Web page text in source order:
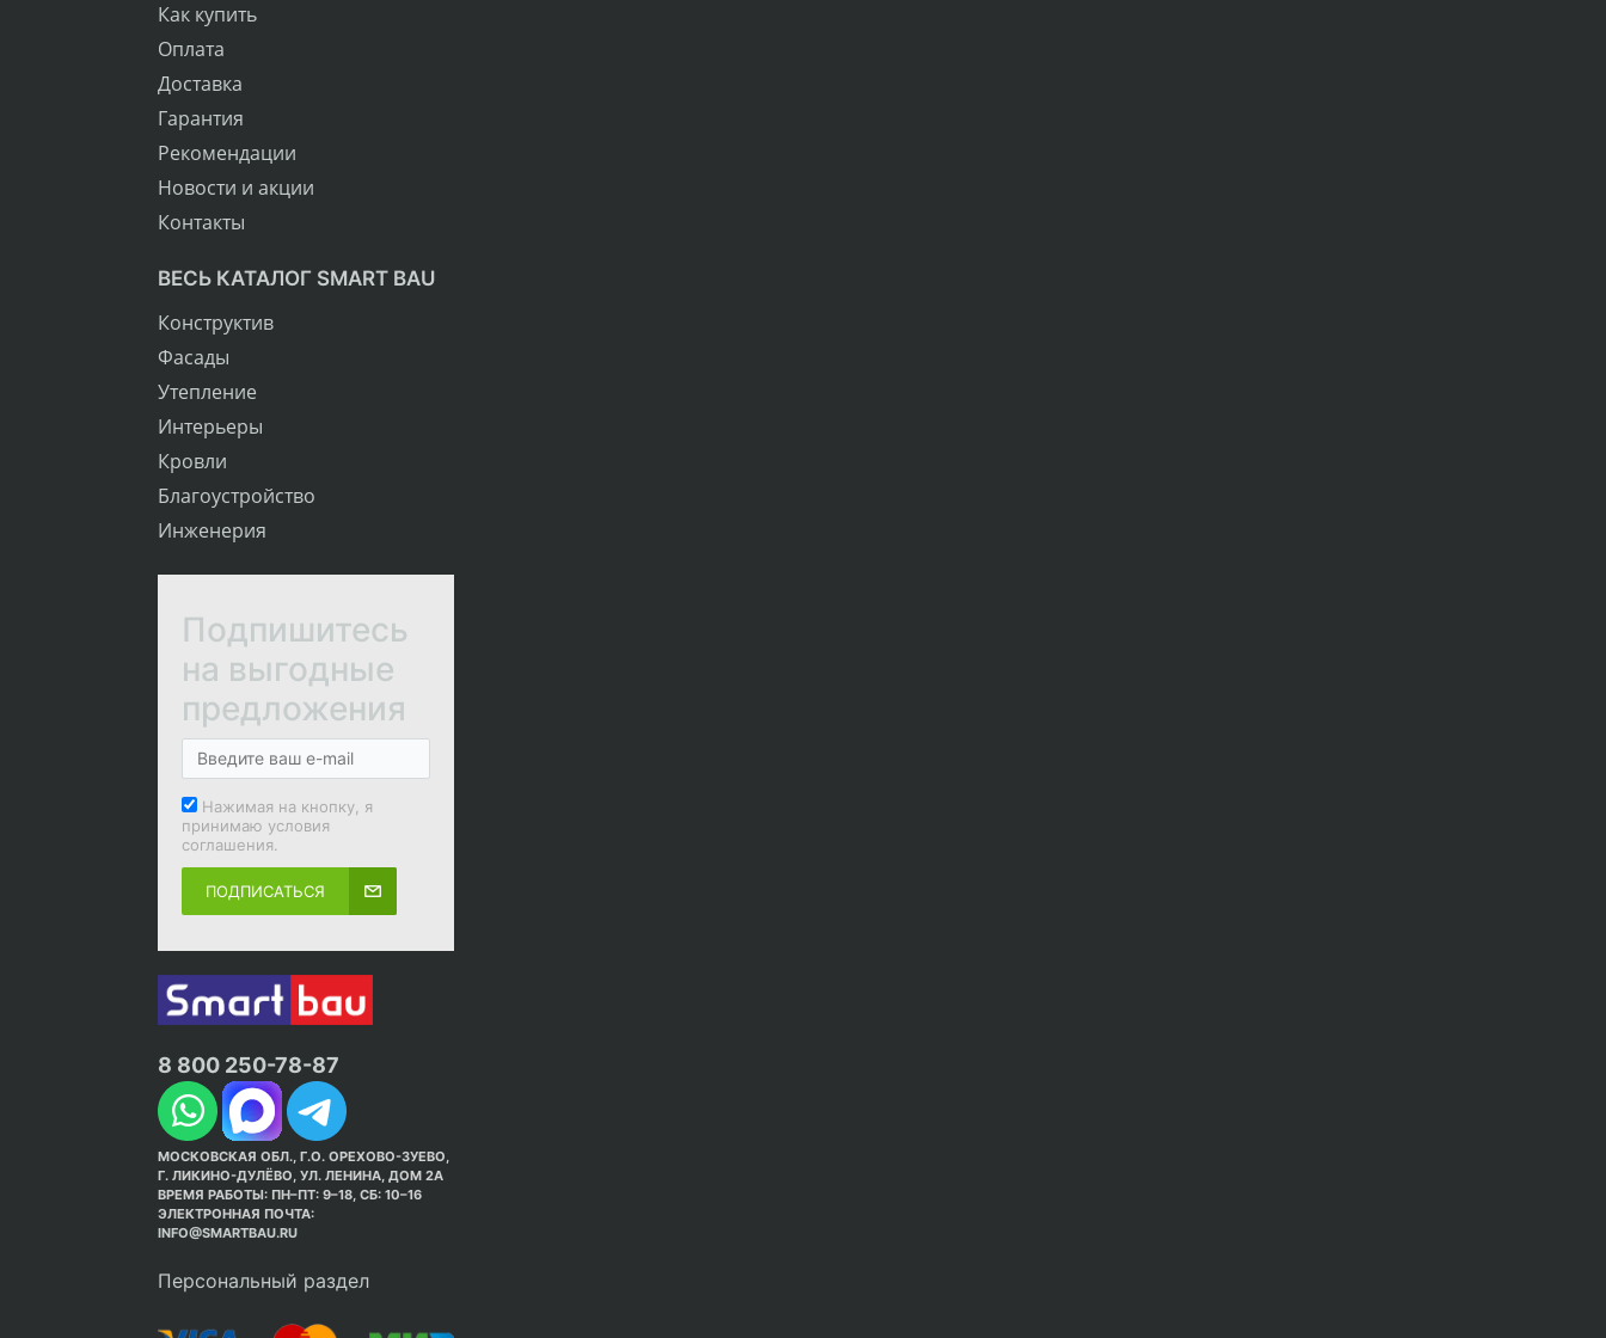
Как купить
Оплата
Доставка
Гарантия
Рекомендации
Новости и акции
Контакты
ВЕСЬ КАТАЛОГ SMART BAU
Конструктив
Фасады
Утепление
Интерьеры
Кровли
Благоустройство
Инженерия
Подпишитесь
на выгодные
предложения
Нажимая на кнопку, я
принимаю условия
соглашения.
ПОДПИСАТЬСЯ
8 800 250-78-87
МОСКОВСКАЯ ОБЛ., Г.О. ОРЕХОВО-ЗУЕВО,
Г. ЛИКИНО-ДУЛЁВО, УЛ. ЛЕНИНА, ДОМ 2А
ВРЕМЯ РАБОТЫ: ПН–ПТ: 9–18, СБ: 10–16
ЭЛЕКТРОННАЯ ПОЧТА:
INFO@SMARTBAU.RU
Персональный раздел